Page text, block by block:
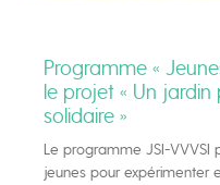
Programme «
le projet « Un
solidaire »
Le programme JSI-VVVSI
jeunes pour expérimenter